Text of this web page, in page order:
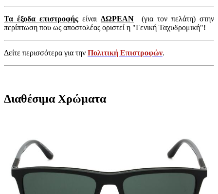
Τα έξοδα επιστροφής είναι ΔΩΡΕΑΝ (για τον πελάτη) στην
περίπτωση που ως αποστολέας οριστεί η "Γενική Ταχυδρομική"!
Δείτε περισσότερα για την Πολιτική Επιστροφών.
Διαθέσιμα Χρώματα